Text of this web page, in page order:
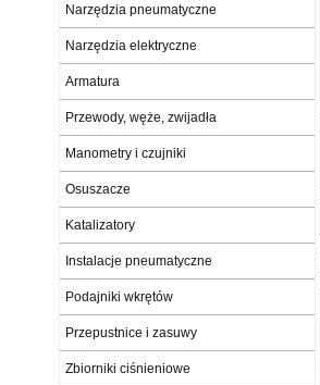
Narzędzia pneumatyczne
Narzędzia elektryczne
Armatura
Przewody, węże, zwijadła
Manometry i czujniki
Osuszacze
Katalizatory
Instalacje pneumatyczne
Podajniki wkrętów
Przepustnice i zasuwy
Zbiorniki ciśnieniowe